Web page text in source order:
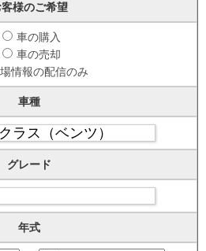
客様のご希望
車の購入
車の売却
情報の配信のみ
車種
グレード
年式